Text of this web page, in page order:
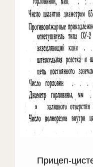
Прицеп-